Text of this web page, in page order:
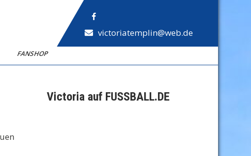
victoriatemplin@web.de
FANSHOP
Victoria auf FUSSBALL.DE